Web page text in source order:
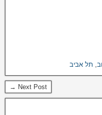
, תל אביב
Next Post →